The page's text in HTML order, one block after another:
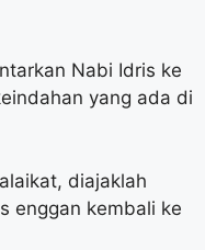
Nabi Idris ke
yang ada di
diajaklah
enggan kembali ke